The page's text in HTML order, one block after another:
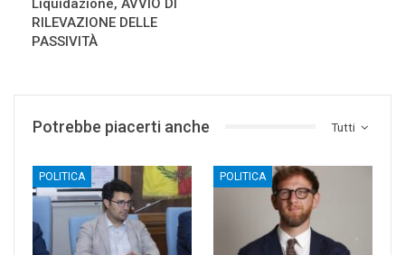
Liquidazione, AVVIO DI
RILEVAZIONE DELLE
PASSIVITÀ
Tutti
Potrebbe piacerti anche
POLITICA POLITICA